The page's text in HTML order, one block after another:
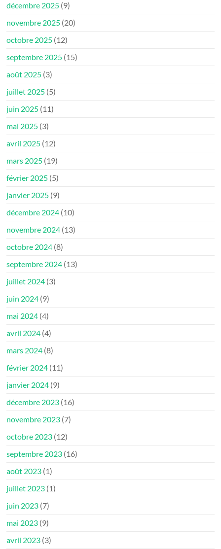
décembre 2025 (9)
novembre 2025 (20)
octobre 2025 (12)
septembre 2025 (15)
août 2025 (3)
juillet 2025 (5)
juin 2025 (11)
mai 2025 (3)
avril 2025 (12)
mars 2025 (19)
février 2025 (5)
janvier 2025 (9)
décembre 2024 (10)
novembre 2024 (13)
octobre 2024 (8)
septembre 2024 (13)
juillet 2024 (3)
juin 2024 (9)
mai 2024 (4)
avril 2024 (4)
mars 2024 (8)
février 2024 (11)
janvier 2024 (9)
décembre 2023 (16)
novembre 2023 (7)
octobre 2023 (12)
septembre 2023 (16)
août 2023 (1)
juillet 2023 (1)
juin 2023 (7)
mai 2023 (9)
avril 2023 (3)